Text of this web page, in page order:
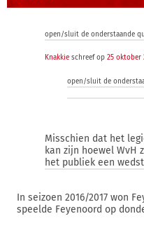
open/sluit de onderstaande
Knakkie schreef op 25 oktober
open/sluit de
Misschien dat het
kan zijn hoewel WvH
het publiek een
In seizoen 2016/2017 won
speelde Feyenoord op